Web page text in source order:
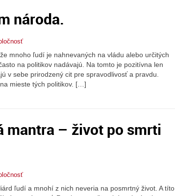
národa.
mnoho ľudí je nahnevaných na vládu alebo určitých
na politikov nadávajú. Na tomto je pozitívna len
v sebe prirodzený cit pre spravodlivosť a pravdu.
mieste tých politikov. […]
mantra – život po smrti
ľudí a mnohí z nich neveria na posmrtný život. A títo